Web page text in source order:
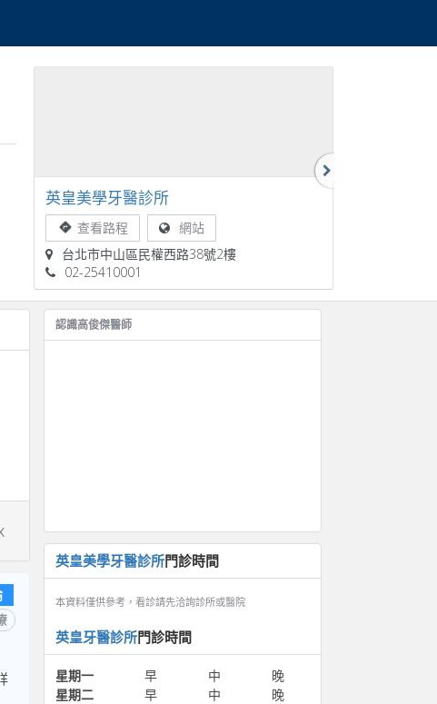
英皇美學牙醫診所
查看路程
網站
台北市中山區民權西路38號2樓
02-25410001
認識高俊傑醫師
英皇美學牙醫診所門診時間
本資料僅供參考，看診請先洽詢診所或醫院
英皇牙醫診所門診時間
星期一 早 中
晚
星期二
早 中
晚